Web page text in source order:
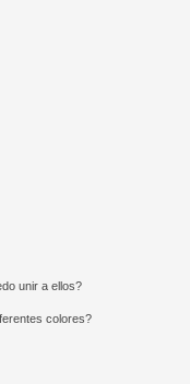
unir a ellos?
colores?